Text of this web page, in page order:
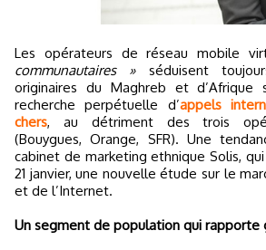
Les opérateurs de réseau mobile
communautaires »séduisent
originaires du Maghreb et d’Afrique
recherche perpétuelle d’appels
chers, au détriment des trois
(Bouygues, Orange, SFR). Une
cabinet de marketing ethnique Solis,
21 janvier, une nouvelle étude sur le
et de l’Internet.
Un segment de population qui rapporte